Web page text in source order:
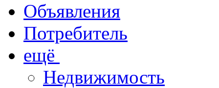
Объявления
Потребитель
ещё
Недвижимость